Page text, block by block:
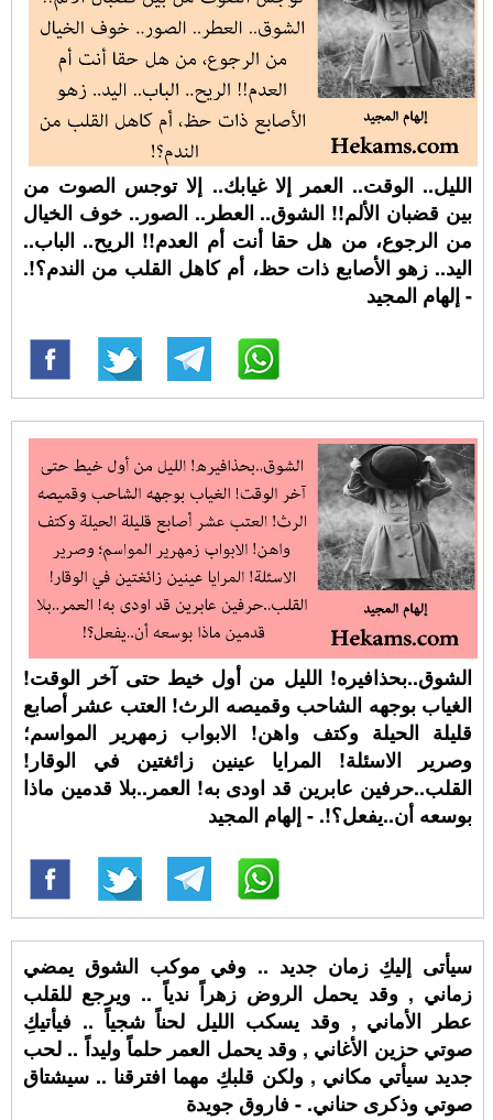
الليل.. الوقت.. العمر إلا غيابك.. إلا توجس الصوت من
بين قضبان الألم!! الشوق.. العطر.. الصور.. خوف الخيال
من الرجوع، من هل حقا أنت أم العدم!! الريح.. الباب..
اليد.. زهو الأصابع ذات حظ، أم كاهل القلب من الندم؟!.
- إلهام المجيد
الشوق..بحذافيره! الليل من أول خيط حتى آخر الوقت!
الغياب بوجهه الشاحب وقميصه الرث! العتب عشر أصابع
قليلة الحيلة وكتف واهن! الابواب زمهرير المواسم؛
وصرير الاسئلة! المرايا عينين زائغتين في الوقار!
القلب..حرفين عابرين قد اودى به! العمر..بلا قدمين ماذا
بوسعه أن..يفعل؟!. - إلهام المجيد
سيأتى إليكِ زمان جديد .. وفي موكب الشوق يمضي
زماني , وقد يحمل الروض زهراً ندياً .. ويرجع للقلب
عطر الأماني , وقد يسكب الليل لحناً شجياً .. فيأتيكِ
صوتي حزين الأغاني , وقد يحمل العمر حلماً وليداً .. لحب
جديد سيأتي مكاني , ولكن قلبكِ مهما افترقنا .. سيشتاق
صوتي وذكرى حناني. - فاروق جويدة